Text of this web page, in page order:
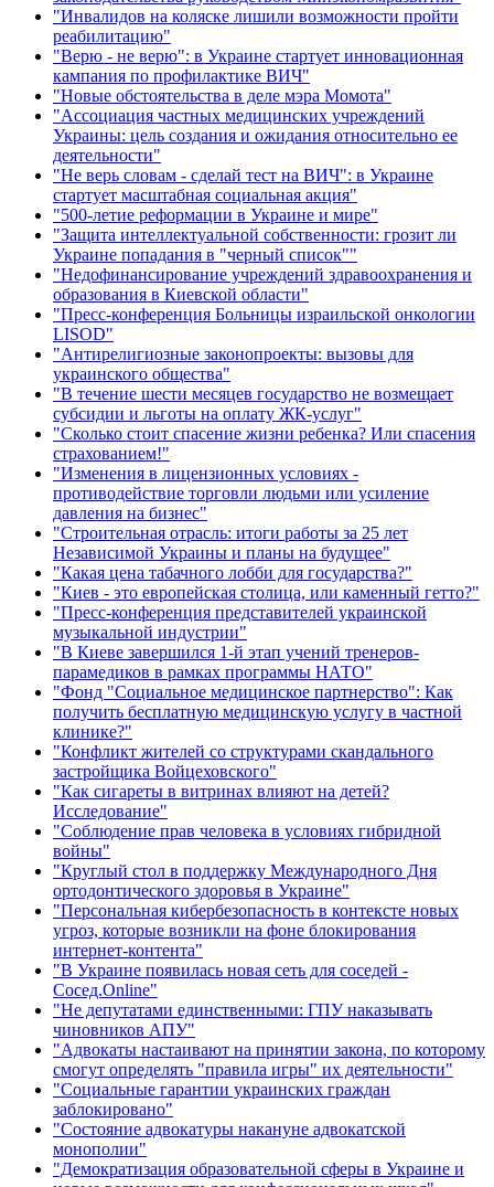
"Инвалидов на коляске лишили возможности пройти
реабилитацию"
"Верю - не верю": в Украине стартует инновационная
кампания по профилактике ВИЧ"
"Новые обстоятельства в деле мэра Момота"
"Ассоциация частных медицинских учреждений
Украины: цель создания и ожидания относительно ее
деятельности"
"Не верь словам - сделай тест на ВИЧ": в Украине
стартует масштабная социальная акция"
"500-летие реформации в Украине и мире"
"Защита интеллектуальной собственности: грозит ли
Украине попадания в "черный список""
"Недофинансирование учреждений здравоохранения и
образования в Киевской области"
"Пресс-конференция Больницы израильской онкологии
LISOD"
"Антирелигиозные законопроекты: вызовы для
украинского общества"
"В течение шести месяцев государство не возмещает
субсидии и льготы на оплату ЖК-услуг"
"Сколько стоит спасение жизни ребенка? Или спасения
страхованием!"
"Изменения в лицензионных условиях -
противодействие торговли людьми или усиление
давления на бизнес"
"Строительная отрасль: итоги работы за 25 лет
Независимой Украины и планы на будущее"
"Какая цена табачного лобби для государства?"
"Киев - это европейская столица, или каменный гетто?"
"Пресс-конференция представителей украинской
музыкальной индустрии"
"В Киеве завершился 1-й этап учений тренеров-
парамедиков в рамках программы НАТО"
"Фонд "Социальное медицинское партнерство": Как
получить бесплатную медицинскую услугу в частной
клинике?"
"Конфликт жителей со структурами скандального
застройщика Войцеховского"
"Как сигареты в витринах влияют на детей?
Исследование"
"Соблюдение прав человека в условиях гибридной
войны"
"Круглый стол в поддержку Международного Дня
ортодонтического здоровья в Украине"
"Персональная кибербезопасность в контексте новых
угроз, которые возникли на фоне блокирования
интернет-контента"
"В Украине появилась новая сеть для соседей -
Сосед.Online"
"Не депутатами единственными: ГПУ наказывать
чиновников АПУ"
"Адвокаты настаивают на принятии закона, по которому
смогут определять "правила игры" их деятельности"
"Социальные гарантии украинских граждан
заблокировано"
"Состояние адвокатуры накануне адвокатской
монополии"
"Демократизация образовательной сферы в Украине и